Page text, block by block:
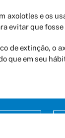
axolotles e os
evitar que
de extinção, o
que em seu